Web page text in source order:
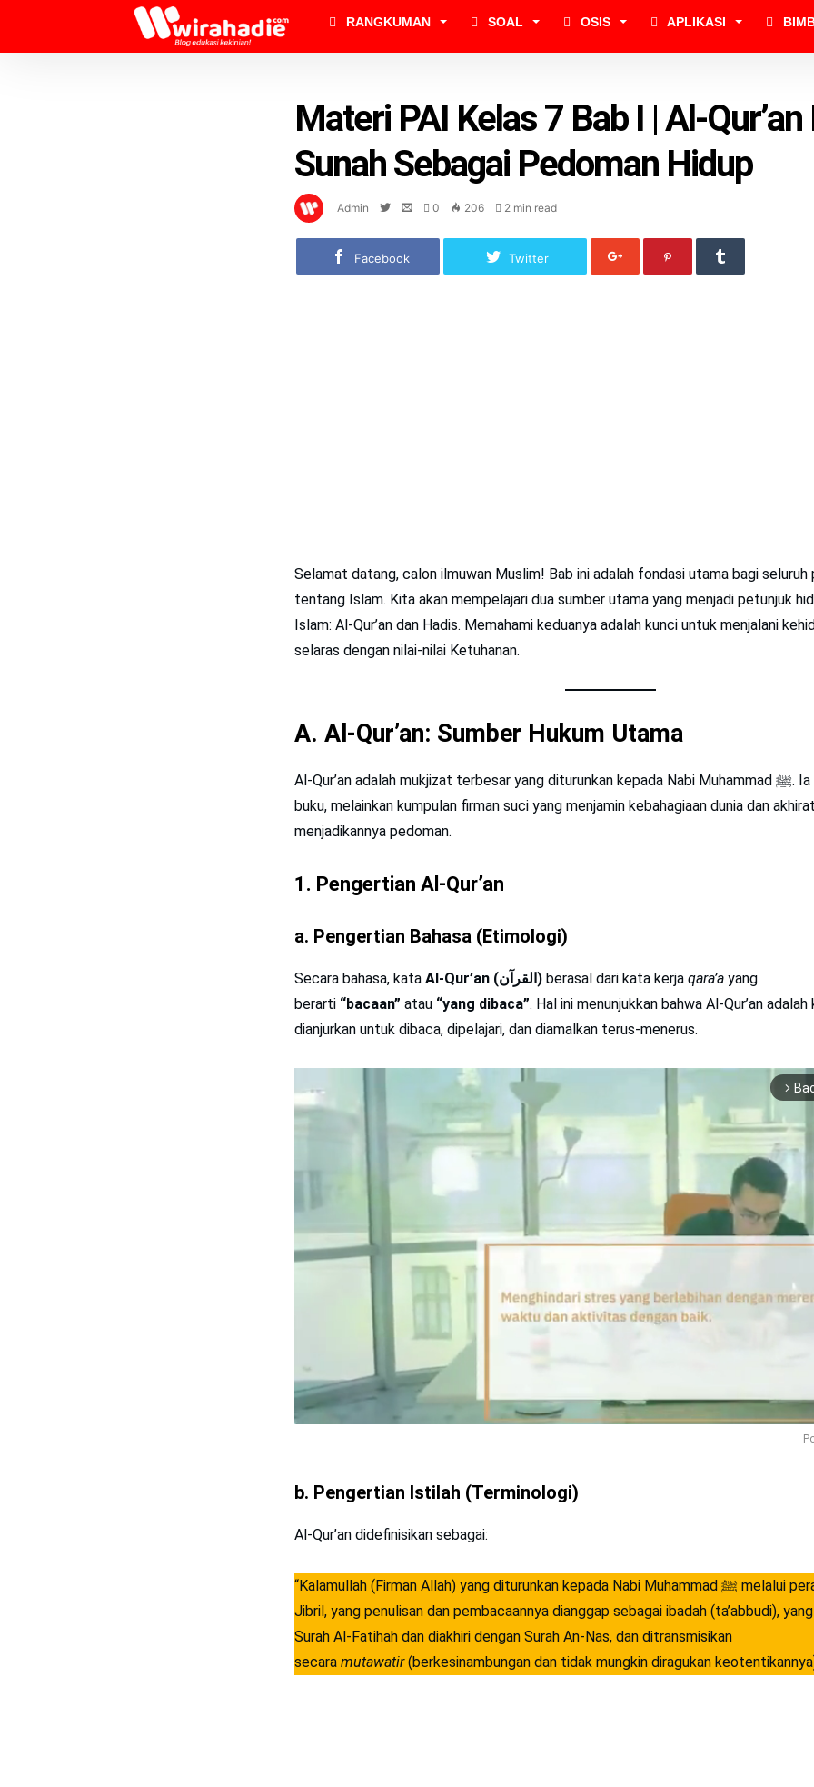
RANGKUMAN SOAL OSIS APLIKASI
Materi PAI Kelas 7 Bab I | Al-Qur’an
Sunah Sebagai Pedoman Hidup
Admin 0 206 2 min read
Facebook Twitter
Selamat datang, calon ilmuwan Muslim! Bab ini adalah fondasi utama bagi seluruh
tentang Islam. Kita akan mempelajari dua sumber utama yang menjadi petunjuk
Islam: Al-Qur’an dan Hadis. Memahami keduanya adalah kunci untuk menjalani
selaras dengan nilai-nilai Ketuhanan.
A. Al-Qur’an: Sumber Hukum Utama
Al-Qur’an adalah mukjizat terbesar yang diturunkan kepada Nabi Muhammad ﷺ. Ia bukan sekadar
buku, melainkan kumpulan firman suci yang menjamin kebahagiaan dunia dan
menjadikannya pedoman.
1. Pengertian Al-Qur’an
a. Pengertian Bahasa (Etimologi)
Secara bahasa, kata Al-Qur’an (القرآن) berasal dari kata kerja qara’a yang
berarti “bacaan” atau “yang dibaca”. Hal ini menunjukkan bahwa Al-Qur’an
dianjurkan untuk dibaca, dipelajari, dan diamalkan terus-menerus.
arrow_forward_ios
b. Pengertian Istilah (Terminologi)
Al-Qur’an didefinisikan sebagai:
“Kalamullah (Firman Allah) yang diturunkan kepada Nabi Muhammad ﷺ melalui perantara Malaikat
Jibril, yang penulisan dan pembacaannya dianggap sebagai ibadah (ta’abbudi),
Surah Al-Fatihah dan diakhiri dengan Surah An-Nas, dan ditransmisikan
secara mutawatir(berkesinambungan dan tidak mungkin diragukan